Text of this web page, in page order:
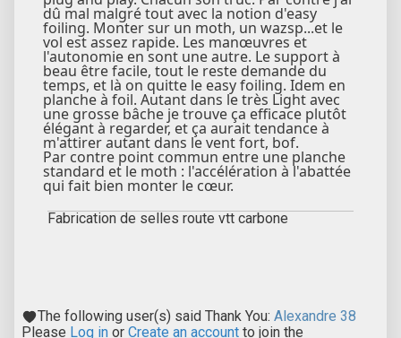
dû mal malgré tout avec la notion d'easy
foiling. Monter sur un moth, un wazsp...et le
vol est assez rapide. Les manœuvres et
l'autonomie en sont une autre. Le support à
beau être facile, tout le reste demande du
temps, et là on quitte le easy foiling. Idem en
planche à foil. Autant dans le très Light avec
une grosse bâche je trouve ça efficace plutôt
élégant à regarder, et ça aurait tendance à
m'attirer autant dans le vent fort, bof.
Par contre point commun entre une planche
standard et le moth : l'accélération à l'abattée
qui fait bien monter le cœur.
Fabrication de selles route vtt carbone
The following user(s) said Thank You: Alexandre 38
Please Log in or Create an account to join the